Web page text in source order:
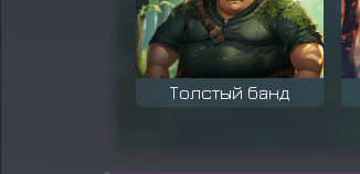
Толстый банд